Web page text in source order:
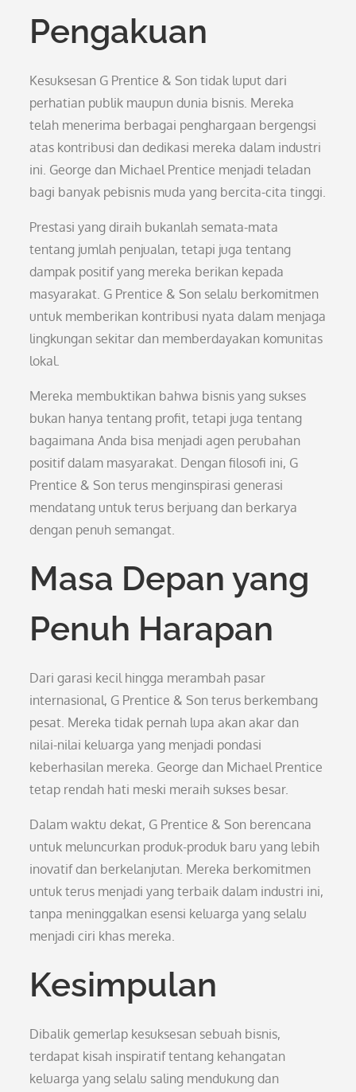
Pengakuan
Kesuksesan G Prentice & Son tidak luput dari
perhatian publik maupun dunia bisnis. Mereka
telah menerima berbagai penghargaan bergengsi
atas kontribusi dan dedikasi mereka dalam industri
ini. George dan Michael Prentice menjadi teladan
bagi banyak pebisnis muda yang bercita-cita tinggi.
Prestasi yang diraih bukanlah semata-mata
tentang jumlah penjualan, tetapi juga tentang
dampak positif yang mereka berikan kepada
masyarakat. G Prentice & Son selalu berkomitmen
untuk memberikan kontribusi nyata dalam menjaga
lingkungan sekitar dan memberdayakan komunitas
lokal.
Mereka membuktikan bahwa bisnis yang sukses
bukan hanya tentang profit, tetapi juga tentang
bagaimana Anda bisa menjadi agen perubahan
positif dalam masyarakat. Dengan filosofi ini, G
Prentice & Son terus menginspirasi generasi
mendatang untuk terus berjuang dan berkarya
dengan penuh semangat.
Masa Depan yang
Penuh Harapan
Dari garasi kecil hingga merambah pasar
internasional, G Prentice & Son terus berkembang
pesat. Mereka tidak pernah lupa akan akar dan
nilai-nilai keluarga yang menjadi pondasi
keberhasilan mereka. George dan Michael Prentice
tetap rendah hati meski meraih sukses besar.
Dalam waktu dekat, G Prentice & Son berencana
untuk meluncurkan produk-produk baru yang lebih
inovatif dan berkelanjutan. Mereka berkomitmen
untuk terus menjadi yang terbaik dalam industri ini,
tanpa meninggalkan esensi keluarga yang selalu
menjadi ciri khas mereka.
Kesimpulan
Dibalik gemerlap kesuksesan sebuah bisnis,
terdapat kisah inspiratif tentang kehangatan
keluarga yang selalu saling mendukung dan